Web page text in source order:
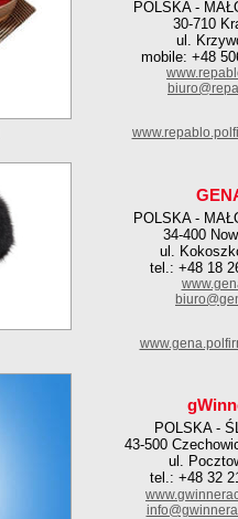
POLSKA -
30-710
ul.
mobile: +48
POLSKA -
34-400
ul.
tel.: +48 18
POLSKA -
43-500
ul.
tel.: +48 32